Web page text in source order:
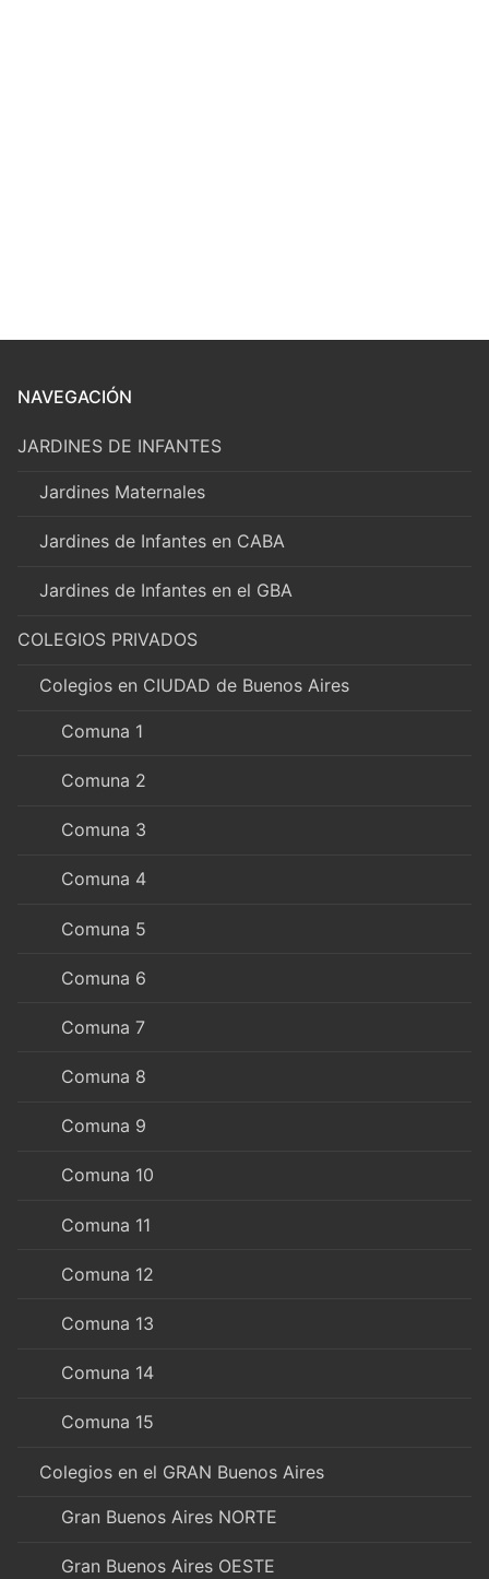
NAVEGACIÓN
JARDINES DE INFANTES
Jardines Maternales
Jardines de Infantes en CABA
Jardines de Infantes en el GBA
COLEGIOS PRIVADOS
Colegios en CIUDAD de Buenos Aires
Comuna 1
Comuna 2
Comuna 3
Comuna 4
Comuna 5
Comuna 6
Comuna 7
Comuna 8
Comuna 9
Comuna 10
Comuna 11
Comuna 12
Comuna 13
Comuna 14
Comuna 15
Colegios en el GRAN Buenos Aires
Gran Buenos Aires NORTE
Gran Buenos Aires OESTE